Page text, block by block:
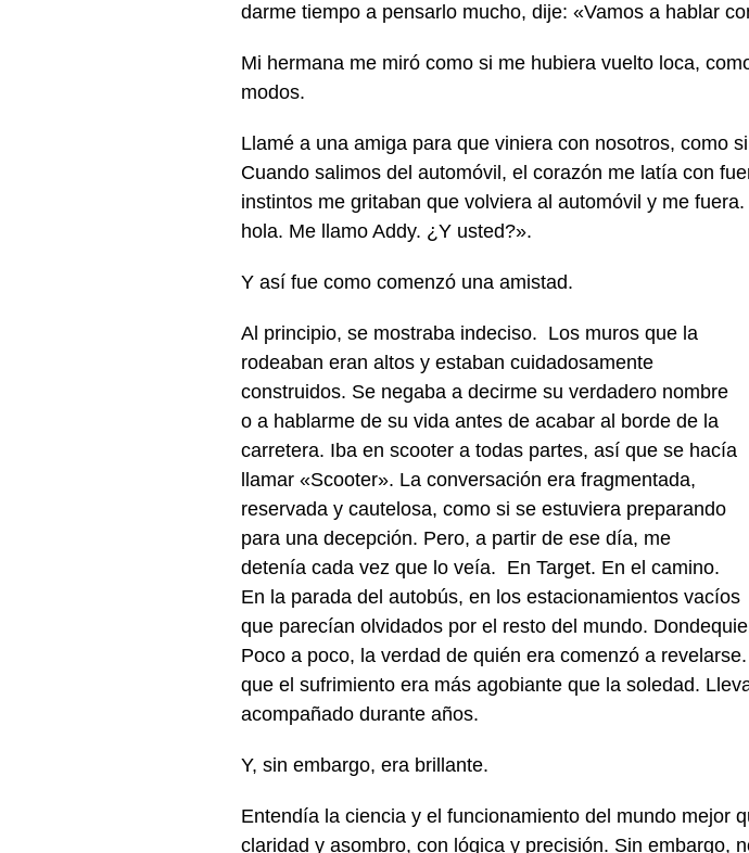
darme tiempo a pensarlo mucho, dije: «Vamos a hablar
Mi hermana me miró como si me hubiera vuelto loca,
modos.
Llamé a una amiga para que viniera con nosotros, como
Cuando salimos del automóvil, el corazón me latía con
instintos me gritaban que volviera al automóvil y me
hola. Me llamo Addy. ¿Y usted?».
Y así fue como comenzó una amistad.
Al principio, se mostraba indeciso. Los muros que la
rodeaban eran altos y estaban cuidadosamente
construidos. Se negaba a decirme su verdadero nombre
o a hablarme de su vida antes de acabar al borde de la
carretera. Iba en scooter a todas partes, así que se hacía
llamar «Scooter». La conversación era fragmentada,
reservada y cautelosa, como si se estuviera preparando
para una decepción. Pero, a partir de ese día, me
detenía cada vez que lo veía. En Target. En el camino.
En la parada del autobús, en los estacionamientos vacíos
que parecían olvidados por el resto del mundo.
Poco a poco, la verdad de quién era comenzó a
que el sufrimiento era más agobiante que la soledad.
acompañado durante años.
Y, sin embargo, era brillante.
Entendía la ciencia y el funcionamiento del mundo mejor
claridad y asombro, con lógica y precisión. Sin embargo,